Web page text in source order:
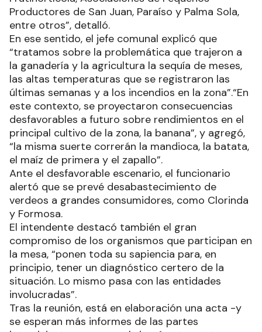
Productores de San Juan, Paraíso y Palma Sola,
entre otros”, detalló.
En ese sentido, el jefe comunal explicó que
“tratamos sobre la problemática que trajeron a
la ganadería y la agricultura la sequía de meses,
las altas temperaturas que se registraron las
últimas semanas y a los incendios en la zona”.“En
este contexto, se proyectaron consecuencias
desfavorables a futuro sobre rendimientos en el
principal cultivo de la zona, la banana”, y agregó,
“la misma suerte correrán la mandioca, la batata,
el maíz de primera y el zapallo”.
Ante el desfavorable escenario, el funcionario
alertó que se prevé desabastecimiento de
verdeos a grandes consumidores, como Clorinda
y Formosa.
El intendente destacó también el gran
compromiso de los organismos que participan en
la mesa, “ponen toda su sapiencia para, en
principio, tener un diagnóstico certero de la
situación. Lo mismo pasa con las entidades
involucradas”.
Tras la reunión, está en elaboración una acta -y
se esperan más informes de las partes